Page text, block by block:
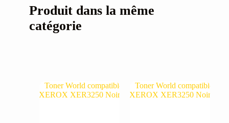
Produit dans la même
catégorie